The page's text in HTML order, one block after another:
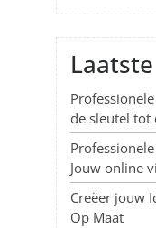
de sleutel tot
Jouw online
Creëer jouw
Op Maat